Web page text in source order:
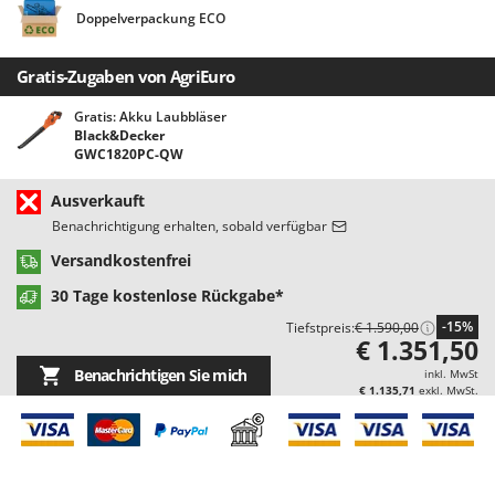
Bodenreinigungsmaschinen
Bürsten für den Außenbereich
D Dampfreiniger und Dampfbesen
E
Einachsschlepper
Erntenetze für Obst und Oliven
F
Feder Grubber
Feldspritzen für Pflanzenschutz
Fensterreiniger
Barbieri
Benassi
Beper
Berkel
Bernardi
Bertolini Pumps
Besser Vacuum
Black & Decker
BlackStone
Blue Bird
Doppelverpackung ECO
Gratis-Zugaben von AgriEuro
Gratis: Akku Laubbläser
Black&Decker
GWC1820PC-QW
Ausverkauft
Benachrichtigung erhalten, sobald verfügbar
Versandkostenfrei
30 Tage kostenlose Rückgabe*
Tiefstpreis:€ 1.590,00 -15%
Benachrichtigen Sie mich
€ 1.351,50
inkl. MwSt
€ 1.135,71 exkl. MwSt.